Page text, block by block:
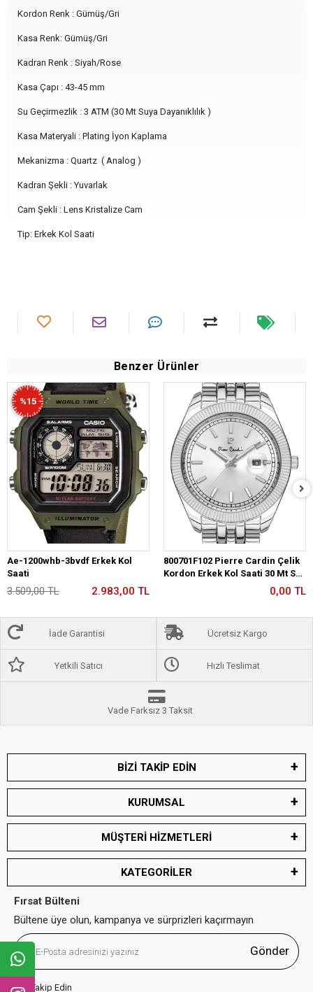
Kordon Renk : Gümüş/Gri
Kasa Renk: Gümüş/Gri
Kadran Renk : Siyah/Rose
Kasa Çapı : 43-45 mm
Su Geçirmezlik : 3 ATM (30 Mt Suya Dayanıklılık )
Kasa Materyali : Plating İyon Kaplama
Mekanizma : Quartz ( Analog )
Kadran Şekli : Yuvarlak
Cam Şekli : Lens Kristalize Cam
Tip: Erkek Kol Saati
Benzer Ürünler
%15
Ae-1200whb-3bvdf Erkek Kol
Saati
3.509,00 TL 2.983,00 TL
800701F102 Pierre Cardin Çelik
Kordon Erkek Kol Saati 30 Mt Su
0,00 TL
İade Garantisi Ücretsiz Kargo
Yetkili Satıcı Hızlı Teslimat
Vade Farksız 3 Taksit
BİZİ TAKİP EDİN
KURUMSAL
MÜŞTERİ HİZMETLERİ
KATEGORİLER
Fırsat Bülteni
Bültene üye olun, kampanya ve sürprizleri kaçırmayın
Gönder
Bizi Takip Edin